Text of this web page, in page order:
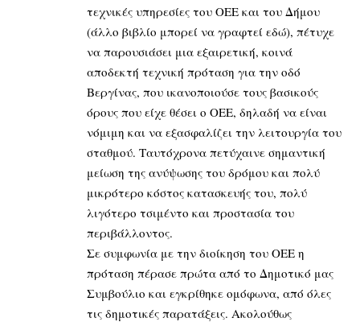
τεχνικές υπηρεσίες του ΟΕΕ και του Δήμου
(άλλο βιβλίο μπορεί να γραφτεί εδώ), πέτυχε
να παρουσιάσει μια εξαιρετική, κοινά
αποδεκτή τεχνική πρόταση για την οδό
Βεργίνας, που ικανοποιούσε τους βασικούς
όρους που είχε θέσει ο ΟΕΕ, δηλαδή να είναι
νόμιμη και να εξασφαλίζει την λειτουργία του
σταθμού. Ταυτόχρονα πετύχαινε σημαντική
μείωση της ανύψωσης του δρόμου και πολύ
μικρότερο κόστος κατασκευής του, πολύ
λιγότερο τσιμέντο και προστασία του
περιβάλλοντος.
Σε συμφωνία με την διοίκηση του ΟΕΕ η
πρόταση πέρασε πρώτα από το Δημοτικό μας
Συμβούλιο και εγκρίθηκε ομόφωνα, από όλες
τις δημοτικές παρατάξεις. Ακολούθως